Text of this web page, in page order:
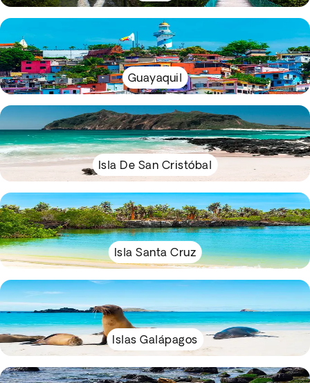
Guayaquil
Isla De San Cristóbal
Isla Santa Cruz
Islas Galápagos